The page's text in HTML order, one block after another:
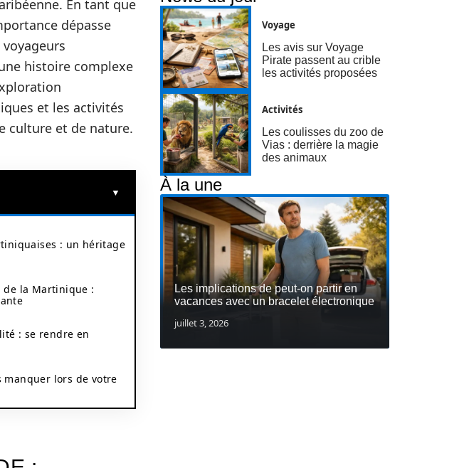
En tant que
dépasse
histoire complexe
et les activités
culture et de nature.
: un héritage
de la Martinique :
: se rendre en
manquer lors de votre
Voyage
Les avis sur Voyage
Pirate passent au crible
les activités proposées
Activités
Les coulisses du zoo de
Vias : derrière la magie
des animaux
À la une
Les implications de peut-on partir en
vacances avec un bracelet électronique
juillet 3, 2026